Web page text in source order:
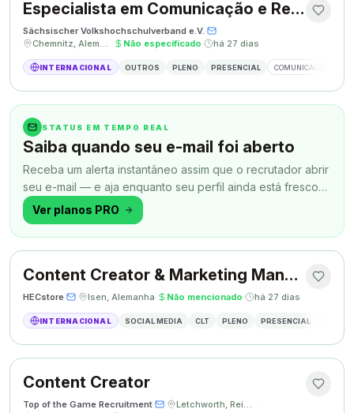
Especialista em Comunicação e Relações Públicas
Sächsischer Volkshochschulverband e.V.·
·
Chemnitz, Alemanha · Não especificado· há 27 dias
INTERNACIONAL OUTROS PLENO PRESENCIAL COMUNICAÇÃO
STATUS EM TEMPO REAL
Saiba quando seu e-mail foi aberto
Receba um alerta instantâneo assim que o recrutador abrir
seu e-mail — e aja enquanto seu perfil ainda está fresco
na memória.
Ver planos PRO
Content Creator & Marketing Manager
HECstore· · Isen, Alemanha· Não mencionado· há 27 dias
INTERNACIONAL SOCIAL MEDIA CLT PLENO PRESENCIAL
Content Creator
Top of the Game Recruitment· · Letchworth, Reino Unido ·